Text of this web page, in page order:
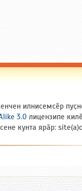
илнисемсӗр
3.0 лицензипе
кунта ярӑр: